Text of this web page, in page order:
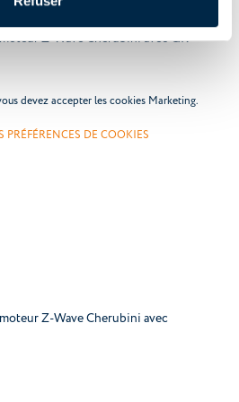
Z-Wave Cherubini avec QR-
devez accepter les cookies Marketing.
PRÉFÉRENCES DE COOKIES
Z-Wave Cherubini avec